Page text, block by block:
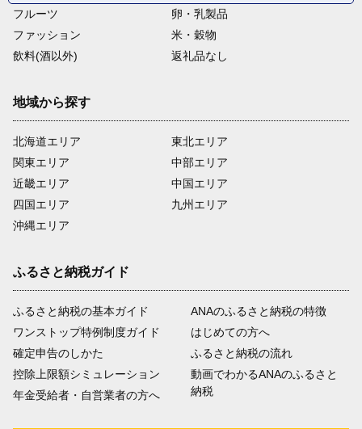
フルーツ
卵・乳製品
ファッション
米・穀物
飲料(酒以外)
返礼品なし
地域から探す
北海道エリア
関東エリア
近畿エリア
四国エリア
沖縄エリア
東北エリア
中部エリア
中国エリア
九州エリア
ふるさと納税ガイド
ふるさと納税の基本ガイド
ワンストップ特例制度ガイド
確定申告のしかた
控除上限額シミュレーション
年金受給者・自営業者の方へ
ANAのふるさと納税の特徴
はじめての方へ
ふるさと納税の流れ
動画でわかるANAのふるさと
納税